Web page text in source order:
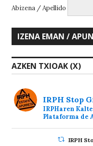
Abizena / Apellido
AZKEN TXIOAK (X)
IRPH Stop
IRPHaren
Plataforma de
IRPH